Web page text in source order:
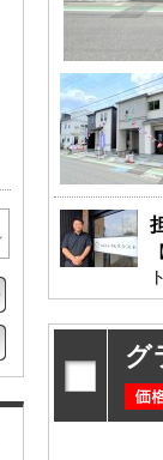
グ
成田･銚子
成田･銚子
成田･銚子
成田･銚子
成田･銚子
外房エリア
外房エリア